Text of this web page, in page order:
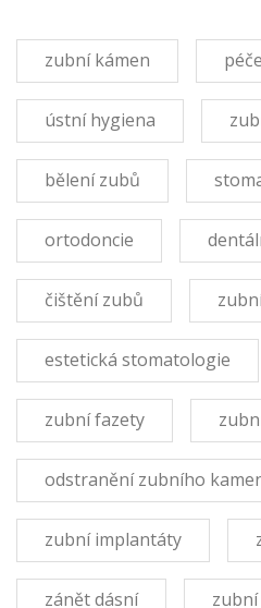
zubní kámen
ústní hygiena
bělení zubů
ortodoncie
čištění zubů
estetická stomatologie
zubní fazety
odstranění zubního
zubní implantáty
zánět dásní